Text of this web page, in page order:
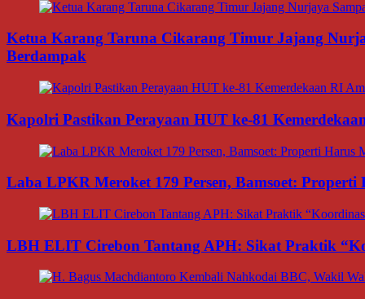
Ketua Karang Taruna Cikarang Timur Jajang
Berdampak
Kapolri Pastikan Perayaan HUT ke-81
Laba LPKR Meroket 179 Persen, Bamsoet:
LBH ELIT Cirebon Tantang APH: Sikat Praktik